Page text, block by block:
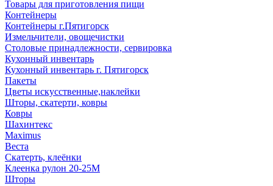
Товары для приготовления пищи
Контейнеры
Контейнеры г.Пятигорск
Измельчители, овощечистки
Столовые принадлежности, сервировка
Кухонный инвентарь
Кухонный инвентарь г. Пятигорск
Пакеты
Цветы искусственные,наклейки
Шторы, скатерти, ковры
Ковры
Шахинтекс
Maximus
Веста
Скатерть, клеёнки
Клеенка рулон 20-25М
Шторы